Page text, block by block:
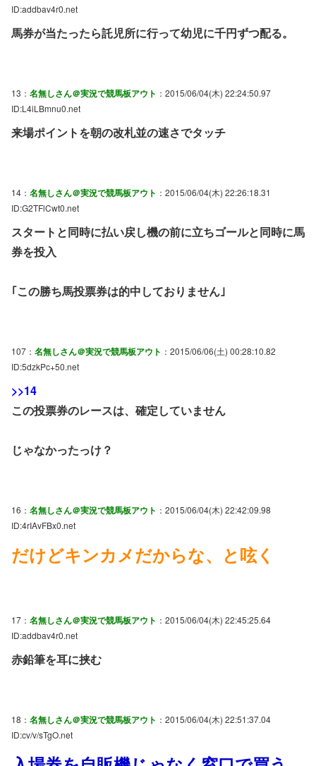
ID:addbav4r0.net
馬券が当たったら託児所に行って幼児に千円ずつ配る。
13： 名無しさん＠実況で競馬板アウト ：2015/06/04(木) 22:24:50.97
ID:L4iLBmnu0.net
来場ポイントを朝の改札並の速さでタッチ
14： 名無しさん＠実況で競馬板アウト ：2015/06/04(木) 22:26:18.31
ID:G2TFlCwt0.net
スタートと同時に払い戻し機の前に立ちゴールと同時に馬
券を投入
｢この勝ち馬投票券は的中しておりません｣
107： 名無しさん＠実況で競馬板アウト ：2015/06/06(土) 00:28:10.82
ID:5dzkPc+50.net
>>14
この投票券のレースは、確定していません
じゃなかったっけ？
16： 名無しさん＠実況で競馬板アウト ：2015/06/04(木) 22:42:09.98
ID:4rIAvFBx0.net
だけどキンカメだからな、と呟く
17： 名無しさん＠実況で競馬板アウト ：2015/06/04(木) 22:45:25.64
ID:addbav4r0.net
赤鉛筆を耳に挟む
18： 名無しさん＠実況で競馬板アウト ：2015/06/04(木) 22:51:37.04
ID:cv/v/sTgO.net